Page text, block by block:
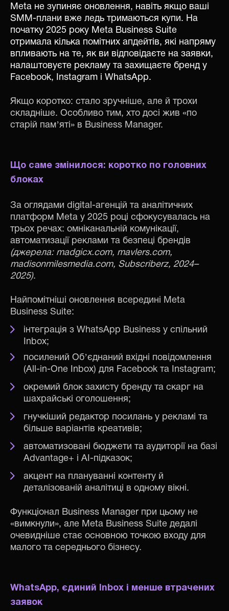
Meta не зупиняє оновлення, навіть якщо ваші
SMM-плани вже ледь тримаються купи. На
початку 2025 року Meta Business Suite
отримала кілька помітних апдейтів, які напряму
впливають на те, як ви відповідаєте на заявки,
налаштовуєте рекламу та захищаєте бренд у
Facebook, Instagram і WhatsApp.
Якщо коротко: стало зручніше, але й трохи
складніше. Особливо тим, хто досі жив «по
старій памʼяті» в Business Manager.
Що саме змінилося: коротко по головних
блоках
За оглядами digital-агенцій та аналітичних
платформ Meta у 2025 році сфокусувалась на
трьох речах: омніканальній комунікації,
автоматизації реклами та безпеці брендів
(джерела: madgicx.com, mavlers.com,
madisonmilesmedia.com, Subscriberz, 2024–
2025).
Найпомітніші оновлення всередині Meta
Business Suite:
інтеграція з WhatsApp Business у спільний
Inbox;
посилений Обʼєднаний вхідні повідомлення
(All-in-One Inbox) для Facebook та Instagram;
окремий блок захисту бренду та скарг на
шахрайські оголошення;
гнучкіший редактор посилань у рекламі та
більше варіантів креативів;
автоматизовані бюджети та аудиторії на базі
Advantage+ і AI-підказок;
акцент на плануванні контенту й
деталізованій аналітиці в одному вікні.
Функціонал Business Manager при цьому не
«вимкнули», але Meta Business Suite дедалі
очевидніше стає основною точкою входу для
малого та середнього бізнесу.
WhatsApp, єдиний Inbox і менше втрачених
заявок